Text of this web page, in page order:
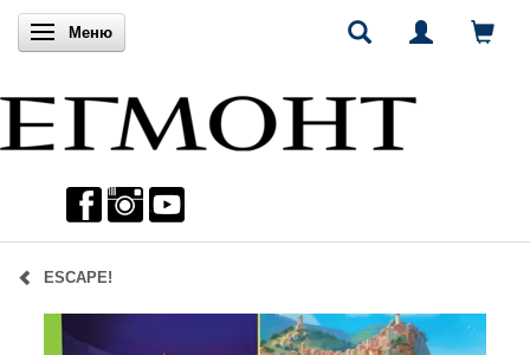
Включи навигацията
Меню
ЕSCAPE!